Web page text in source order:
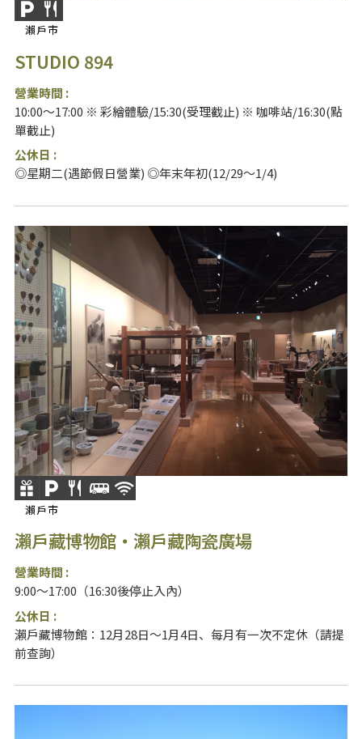
瀨戶市
STUDIO 894
營業時間 :
10:00～17:00 ※ 彩繪體驗/15:30(受理截止) ※ 咖啡站/16:30(點
單截止)
公休日 :
◎星期二(遇節假日營業) ◎年末年初(12/29～1/4)
瀨戶市
瀨戶藏博物館・瀨戶藏陶瓷廣場
營業時間 :
9:00～17:00（16:30後停止入內）
公休日 :
瀨戶藏博物館：12月28日～1月4日、每月有一次不定休（請提
前查詢）